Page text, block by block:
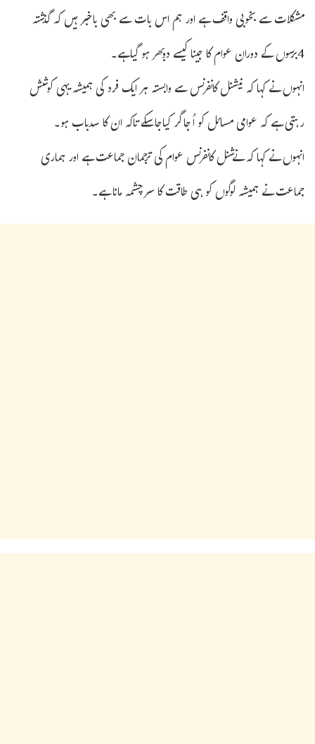
مشکلات سے بخوبی واقف ہے اور ہم اس بات سے بھی باخبر ہیں کہ گذشتہ
4برسوں کے دوران عوام کا جینا کیسے دوبھر ہو گیاہے۔
انہوں نے کہا کہ نیشنل کانفرنس سے وابستہ ہر ایک فرد کی ہمیشہ یہی کوشش
رہتی ہے کہ عوامی مسائل کو اُجاگر کیاجاسکے تاکہ ان کا سدباب ہو۔
انہوں نے کہا کہ نےشنل کانفرنس عوام کی ترجمان جماعت ہے اور ہماری
جماعت نے ہمیشہ لوگوں کو ہی طاقت کا سرچشمہ مانا ہے۔